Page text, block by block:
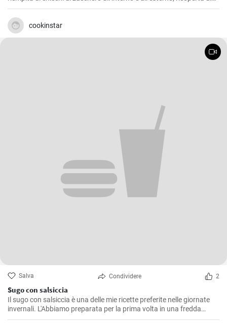
crema cremosa al burro di meringa italiana e condita con una
morbida ganache rosa.
cookinstar
Salva Condividere 2
Sugo con salsiccia
Il sugo con salsiccia è una delle mie ricette preferite nelle giornate
invernali. L'Abbiamo preparata per la prima volta in una fredda
giornata d'inverno ed è da allora che rappresenta un classico nella